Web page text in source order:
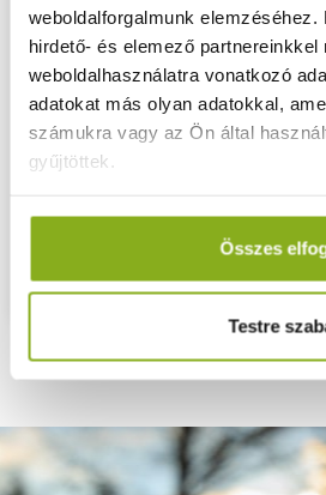
weboldalforgalmunk
hirdető- és elemező
weboldalhasználatra vonatkozó
adatokat más olyan adatokkal,
számukra vagy az Ön által
gyűjtöttek.
Összes
Testre